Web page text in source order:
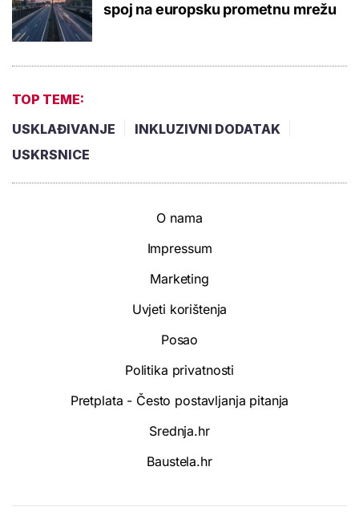
spoj na europsku prometnu mrežu
TOP TEME:
USKLAĐIVANJE
INKLUZIVNI DODATAK
USKRSNICE
O nama
Impressum
Marketing
Uvjeti korištenja
Posao
Politika privatnosti
Pretplata - Često postavljanja pitanja
Srednja.hr
Baustela.hr